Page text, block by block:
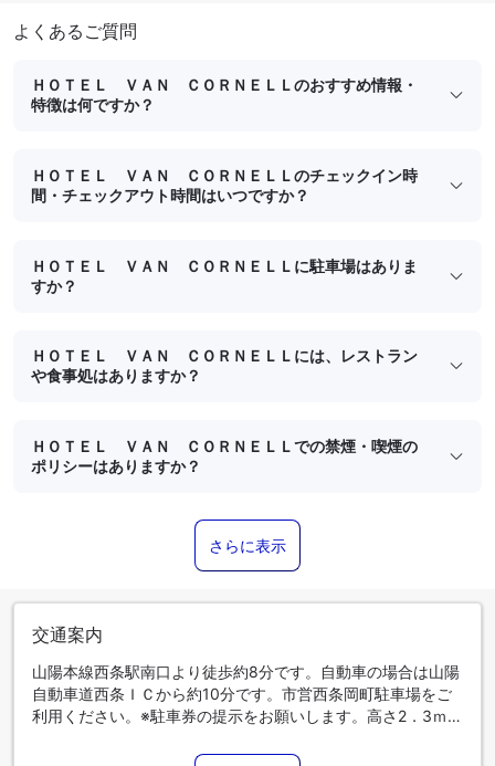
よくあるご質問
ＨＯＴＥＬ ＶＡＮ ＣＯＲＮＥＬＬのおすすめ情報・
特徴は何ですか？
ＨＯＴＥＬ ＶＡＮ ＣＯＲＮＥＬＬのチェックイン時
間・チェックアウト時間はいつですか？
ＨＯＴＥＬ ＶＡＮ ＣＯＲＮＥＬＬに駐車場はありま
すか？
ＨＯＴＥＬ ＶＡＮ ＣＯＲＮＥＬＬには、レストラン
や食事処はありますか？
ＨＯＴＥＬ ＶＡＮ ＣＯＲＮＥＬＬでの禁煙・喫煙の
ポリシーはありますか？
さらに表示
交通案内
山陽本線西条駅南口より徒歩約8分です。自動車の場合は山陽
自動車道西条ＩＣから約10分です。市営西条岡町駐車場をご
利用ください。※駐車券の提示をお願いします。高さ2．3ｍを